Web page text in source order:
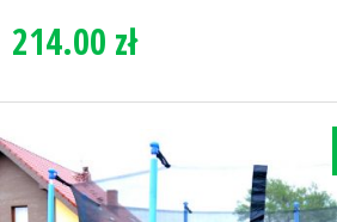
214.00 zł